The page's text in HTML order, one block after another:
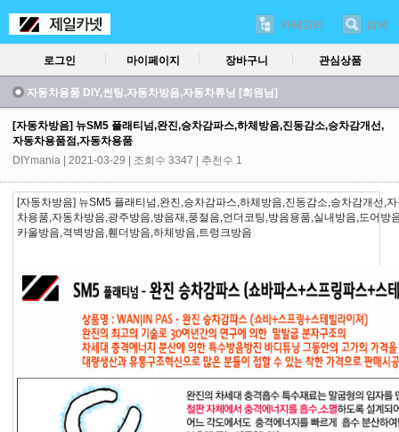
카테고리 검색
로그인 마이페이지 장바구니 관심상품
자동차용품 DIY,썬팅,자동차방음,자동차튜닝 [회원님]
[자동차방음] 뉴SM5 플래티넘,완진,승차감파스,하체방음,진동감소,승차감개선,
자동차용품점,자동차용품
DIYmania
| 2021-03-29 | 조회수 3347 | 추천수 1
[자동차방음] 뉴SM5 플래티넘,완진,승차감파스,하체방음,진동감소,승차감개선,
차용품,자동차방음,광주방음,방음재,풍절음,언더코팅,방음용품,실내방음,도어방
카울방음,격벽방음,휀더방음,하체방음,트렁크방음